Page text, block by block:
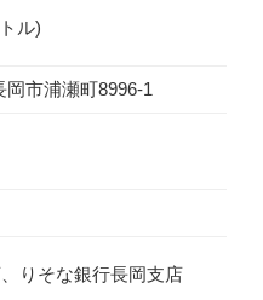
ル)
岡市浦瀬町8996-1
りそな銀行長岡支店